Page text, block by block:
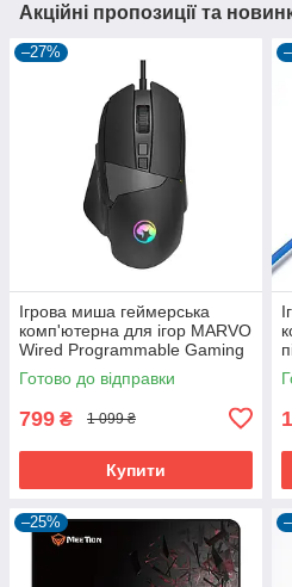
Акційні пропозиції та
–27%
Ігрова миша геймерська
комп'ютерна для ігор MARVO
Wired Programmable Gaming
Mouse M411 |12000dpi|
Готово до відправки
799 ₴ 1 099 ₴
Купити
–25%